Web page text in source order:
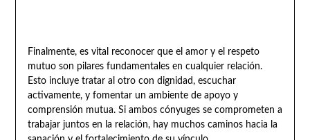
Finalmente, es vital reconocer que el amor y el respeto
mutuo son pilares fundamentales en cualquier relación.
Esto incluye tratar al otro con dignidad, escuchar
activamente, y fomentar un ambiente de apoyo y
comprensión mutua. Si ambos cónyuges se comprometen a
trabajar juntos en la relación, hay muchos caminos hacia la